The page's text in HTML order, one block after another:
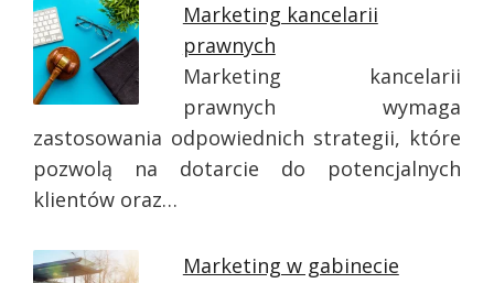
Marketing kancelarii
prawnych
Marketing kancelarii
prawnych wymaga
zastosowania odpowiednich strategii, które
pozwolą na dotarcie do potencjalnych
klientów oraz…
Marketing w gabinecie